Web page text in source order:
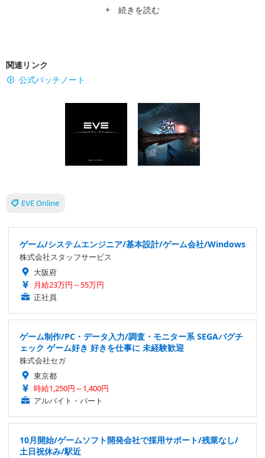
+ 続きを読む
関連リンク
公式パッチノート
EVE Online
ゲーム/システムエンジニア/基本設計/ゲーム会社/Windows
株式会社スタッフサービス
大阪府
月給23万円～55万円
正社員
ゲーム制作/PC・データ入力/調査・モニター系 SEGAバグチ
ェック ゲーム好き 好きを仕事に 未経験歓迎
株式会社セガ
東京都
時給1,250円～1,400円
アルバイト・パート
10月開始/ゲームソフト開発会社で採用サポート/残業なし/
土日祝休み/駅近